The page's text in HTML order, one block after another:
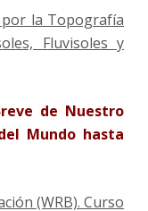
por la Topografía
Fluvisoles y
de Nuestro
Mundo hasta
(WRB). Curso